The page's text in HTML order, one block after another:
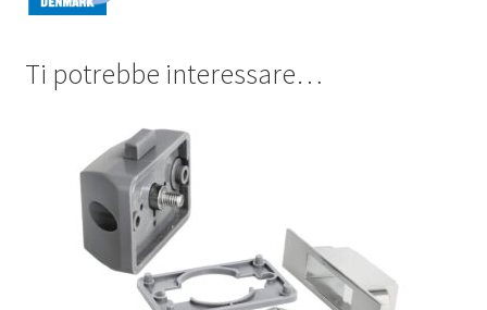
Ti potrebbe interessare…